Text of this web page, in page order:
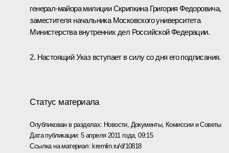
генерал-майора милиции Скрипкина Григория Федоровича,
заместителя начальника Московского университета
Министерства внутренних дел Российской Федерации.
2. Настоящий Указ вступает в силу со дня его подписания.
Статус материала
Опубликован в разделах: Новости, Документы, Комиссии и Советы
Дата публикации:5 апреля 2011 года, 09:15
Ссылка на материал:kremlin.ru/d/10818